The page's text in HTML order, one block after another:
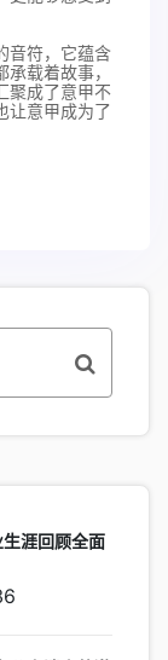
音符，它蕴含
载着故事，
聚成了意甲不
让意甲成为了
涯回顾全面